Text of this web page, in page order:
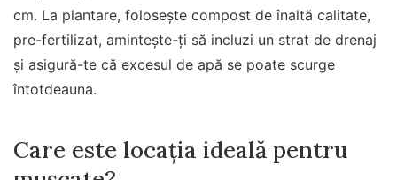
cm. La plantare, folosește compost de înaltă calitate,
pre-fertilizat, amintește-ți să incluzi un strat de drenaj
și asigură-te că excesul de apă se poate scurge
întotdeauna.
Care este locația ideală pentru